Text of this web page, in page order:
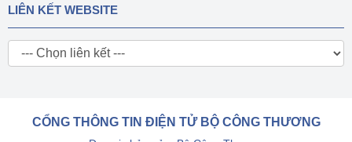
LIÊN KẾT WEBSITE
CỔNG THÔNG TIN ĐIỆN TỬ BỘ CÔNG THƯƠNG